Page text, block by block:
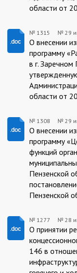
области от
1315/
№ 1315 № 29
О внесении
программу
в г. Заречном
области от
1308/
№ 1308 № 29
О внесении
программу
функций
Пензенской
Пензенской
1277/
№ 1277 № 28
О принятии
146 в